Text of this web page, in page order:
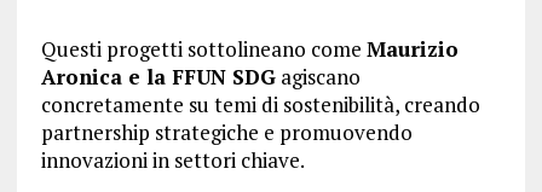
Questi progetti sottolineano come Maurizio
Aronica e la FFUN SDGagiscano
concretamente su temi di sostenibilità, creando
partnership strategiche e promuovendo
innovazioni in settori chiave.